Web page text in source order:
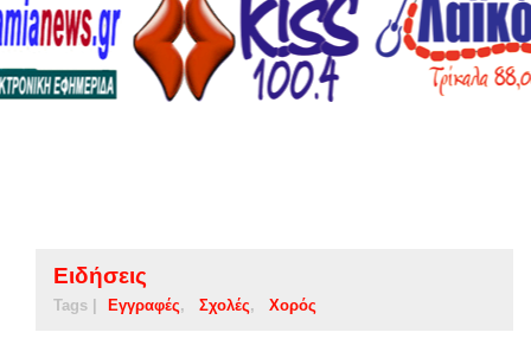
Ειδήσεις
Tags | Εγγραφές Σχολές Χορός